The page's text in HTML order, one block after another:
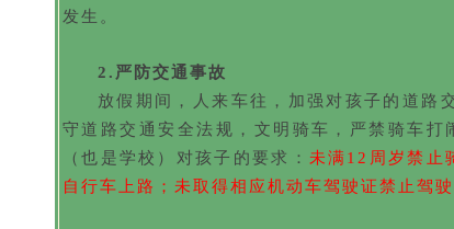
发生。
2.严防交通事故
放假期间，人来车往， 加强对孩子的道路
守道路交通安全法规，文明骑车，严禁骑车
（也是学校）对孩子的要求： 未满12周岁禁止
自行车上路；未取得相应机动车驾驶证禁止驾驶